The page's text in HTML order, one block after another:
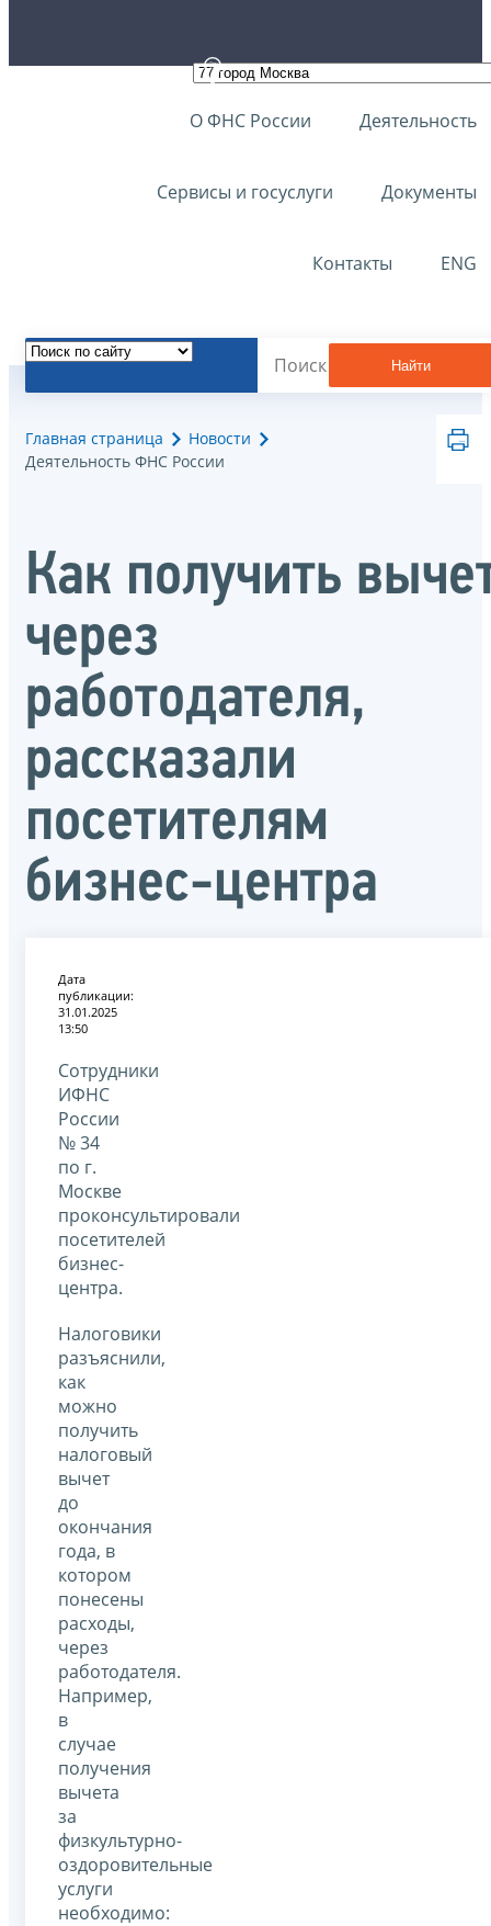
О ФНС России Деятельность
Сервисы и госуслуги Документы
Контакты ENG
Найти
Главная страница
Новости
Деятельность ФНС России
Как получить
через
работодателя,
рассказали
посетителям
бизнес-центра
Дата
публикации:
31.01.2025
13:50
Сотрудники
ИФНС
России
№ 34
по г.
Москве
проконсультировали
посетителей
бизнес-
центра.
Налоговики
разъяснили,
как
можно
получить
налоговый
вычет
до
окончания
года, в
котором
понесены
расходы,
через
работодателя.
Например,
в
случае
получения
вычета
за
физкультурно-
оздоровительные
услуги
необходимо: